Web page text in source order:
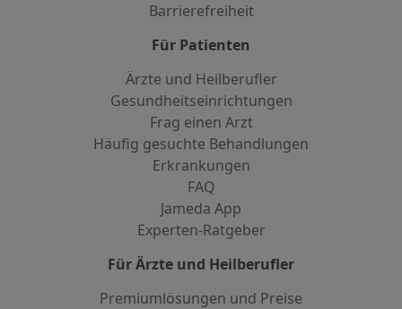
Barrierefreiheit
Für Patienten
Ärzte und Heilberufler
Gesundheitseinrichtungen
Frag einen Arzt
Häufig gesuchte Behandlungen
Erkrankungen
FAQ
Jameda App
Experten-Ratgeber
Für Ärzte und Heilberufler
Premiumlösungen und Preise